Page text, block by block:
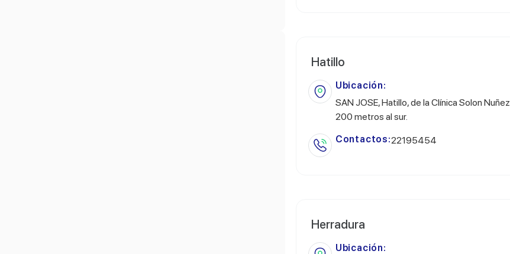
Hatillo
Ubicación:
SAN JOSE, Hatillo, de la Clínica Solon Nuñez
200 metros al sur.
Contactos:22195454
Herradura
Ubicación: